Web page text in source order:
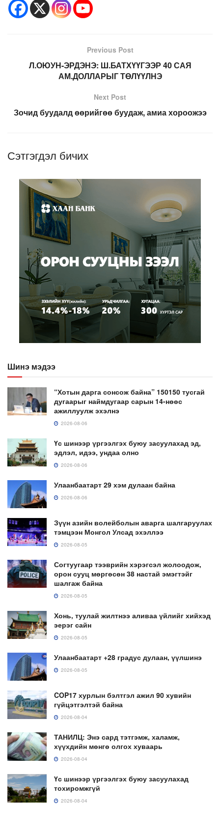
Previous Post
Л.ОЮУН-ЭРДЭНЭ: Ш.БАТХҮҮГЭЭР 40 САЯ
АМ.ДОЛЛАРЫГ ТӨЛҮҮЛНЭ
Next Post
Зочид буудалд өөрийгөө буудаж, амиа хороожээ
Сэтгэгдэл бичих
Шинэ мэдээ
“Хотын дарга сонсож байна” 150150 тусгай
дугаарыг наймдугаар сарын 14-нөөс
ажиллуулж эхэлнэ
2026-08-06
Үс шинээр үргээлгэх буюу засуулахад эд,
эдлэл, идээ, ундаа олно
2026-08-06
Улаанбаатарт 29 хэм дулаан байна
2026-08-06
Зүүн азийн волейболын аварга шалгаруулах
тэмцээн Монгол Улсад эхэллээ
2026-08-05
Согтуугаар тээврийн хэрэгсэл жолоодож,
орон сууц мөргөсөн 38 настай эмэгтэйг
шалгаж байна
2026-08-05
Хонь, туулай жилтнээ аливаа үйлийг хийхэд
эерэг сайн
2026-08-05
Улаанбаатарт +28 градус дулаан, үүлшинэ
2026-08-05
COP17 хурлын бэлтгэл ажил 90 хувийн
гүйцэтгэлтэй байна
2026-08-04
ТАНИЛЦ: Энэ сард тэтгэмж, халамж,
хүүхдийн мөнгө олгох хуваарь
2026-08-04
Үс шинээр үргээлгэх буюу засуулахад
тохиромжгүй
2026-08-04